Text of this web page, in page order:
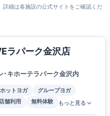
細は各施設の公式サイトをご確認くだ
ラパーク金沢店
キホーテラパーク金沢内
ホットヨガ
グループヨガ
舗利用 無料体験 もっと見る